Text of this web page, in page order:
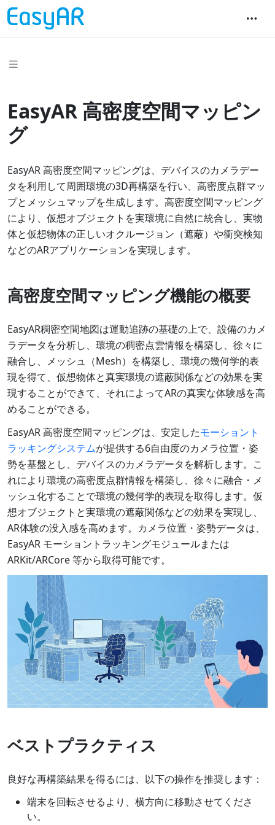
EasyAR 高密度空間マッピン
グ
EasyAR 高密度空間マッピングは、デバイスのカメラデー
タを利用して周囲環境の3D再構築を行い、高密度点群マッ
プとメッシュマップを生成します。高密度空間マッピング
により、仮想オブジェクトを実環境に自然に統合し、実物
体と仮想物体の正しいオクルージョン（遮蔽）や衝突検知
などのARアプリケーションを実現します。
高密度空間マッピング機能の概要
EasyAR稠密空間地図は運動追跡の基礎の上で、設備のカメ
ラデータを分析し、環境の稠密点雲情報を構築し、徐々に
融合し、メッシュ（Mesh）を構築し、環境の幾何学的表
現を得て、仮想物体と真実環境の遮蔽関係などの効果を実
現することができて、それによってARの真実な体験感を高
めることができる。
EasyAR 高密度空間マッピングは、安定したモーショント
ラッキングシステムが提供する6自由度のカメラ位置・姿
勢を基盤とし、デバイスのカメラデータを解析します。こ
れにより環境の高密度点群情報を構築し、徐々に融合・メ
ッシュ化することで環境の幾何学的表現を取得します。仮
想オブジェクトと実環境の遮蔽関係などの効果を実現し、
AR体験の没入感を高めます。カメラ位置・姿勢データは、
EasyAR モーショントラッキングモジュールまたは
ARKit/ARCore 等から取得可能です。
ベストプラクティス
良好な再構築結果を得るには、以下の操作を推奨します：
端末を回転させるより、横方向に移動させてくださ
い。